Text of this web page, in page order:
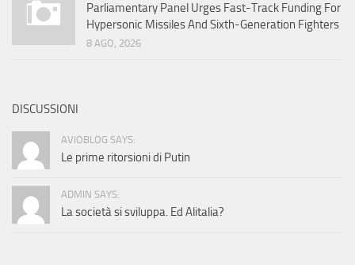
Parliamentary Panel Urges Fast-Track Funding For
Hypersonic Missiles And Sixth-Generation Fighters
8 AGO, 2026
DISCUSSIONI
AVIOBLOG SAYS:
Le prime ritorsioni di Putin
ADMIN SAYS:
La società si sviluppa. Ed Alitalia?